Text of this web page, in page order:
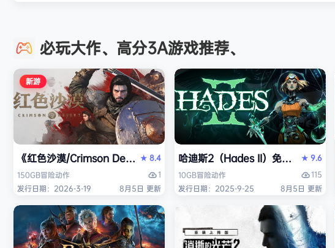
和冰柜上。 收银员 扫描商品、收取
中，他将遇见新的同盟、新的威胁，
以及身份不明的势力， 并为对抗那
些企图撼动大陆秩序…
必玩大作、高分3A游戏推荐、
新游
《红色沙漠/Crimson Desert》免安装中文版
★ 8.4
150GB冒险动作
1
发行日期：2026-3-19
8月5日 更新
哈迪斯2（Hades II）免安装中文版
★ 9.6
10GB冒险动作
115
发行日期：2025-9-25
8月5日 更新